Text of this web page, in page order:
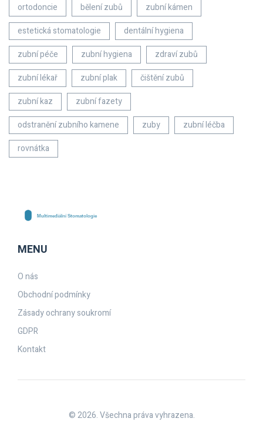
ortodoncie
bělení zubů
zubní kámen
estetická stomatologie
dentální hygiena
zubní péče
zubní hygiena
zdraví zubů
zubní lékař
zubní plak
čištění zubů
zubní kaz
zubní fazety
odstranění zubního kamene
zuby
zubní léčba
rovnátka
MENU
O nás
Obchodní podmínky
Zásady ochrany soukromí
GDPR
Kontakt
© 2026. Všechna práva vyhrazena.